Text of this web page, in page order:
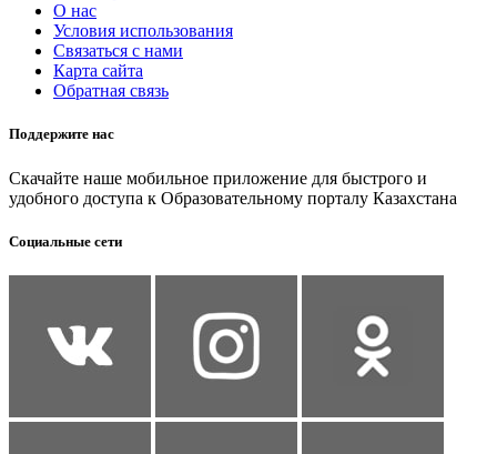
О нас
Условия использования
Связаться с нами
Карта сайта
Обратная связь
Поддержите нас
Скачайте наше мобильное приложение для быстрого и
удобного доступа к Образовательному порталу Казахстана
Социальные сети